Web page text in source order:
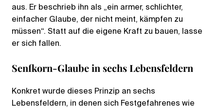
aus. Er beschrieb ihn als „ein armer, schlichter,
einfacher Glaube, der nicht meint, kämpfen zu
müssen“. Statt auf die eigene Kraft zu bauen, lasse
er sich fallen.
Senfkorn-Glaube in sechs Lebensfeldern
Konkret wurde dieses Prinzip an sechs
Lebensfeldern, in denen sich Festgefahrenes wie